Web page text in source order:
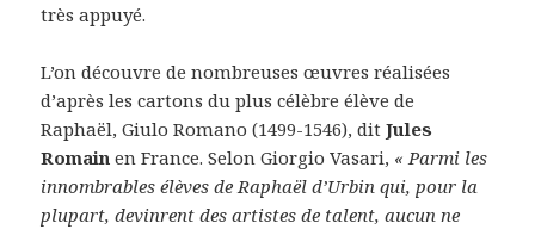
très appuyé.
L’on découvre de nombreuses œuvres réalisées
d’après les cartons du plus célèbre élève de
Raphaël, Giulo Romano (1499-1546), ditJules
Romain en France. Selon Giorgio Vasari, « Parmi les
innombrables élèves de Raphaël d’Urbin qui, pour la
plupart, devinrent des artistes de talent, aucun ne